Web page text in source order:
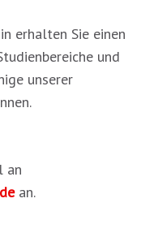
erhalten Sie einen
und
unserer
an
an.